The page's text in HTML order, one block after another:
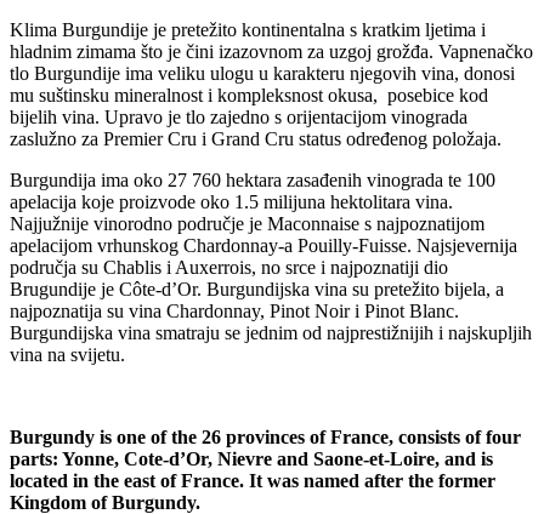
Klima Burgundije je pretežito kontinentalna s kratkim ljetima i
hladnim zimama što je čini izazovnom za uzgoj grožđa. Vapnenačko
tlo Burgundije ima veliku ulogu u karakteru njegovih vina, donosi
mu suštinsku mineralnost i kompleksnost okusa, posebice kod
bijelih vina. Upravo je tlo zajedno s orijentacijom vinograda
zaslužno za Premier Cru i Grand Cru status određenog položaja.
Burgundija ima oko 27 760 hektara zasađenih vinograda te 100
apelacija koje proizvode oko 1.5 milijuna hektolitara vina.
Najjužnije vinorodno područje je Maconnaise s najpoznatijom
apelacijom vrhunskog Chardonnay-a Pouilly-Fuisse. Najsjevernija
područja su Chablis i Auxerrois, no srce i najpoznatiji dio
Brugundije je Côte-d’Or. Burgundijska vina su pretežito bijela, a
najpoznatija su vina Chardonnay, Pinot Noir i Pinot Blanc.
Burgundijska vina smatraju se jednim od najprestižnijih i najskupljih
vina na svijetu.
Burgundy is one of the 26 provinces of France, consists of four
parts: Yonne, Cote-d’Or, Nievre and Saone-et-Loire, and is
located in the east of France. It was named after the former
Kingdom of Burgundy.